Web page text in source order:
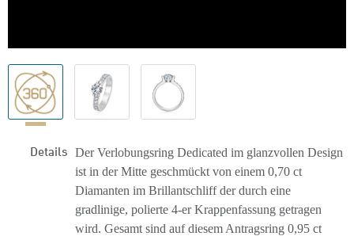
Details Der Verlobungsring Dedicated im glanzvollen Design
ist in der Mitte geschmückt von einem 0,70 ct
Diamanten im Brillantschliff der durch eine
gradlinige, polierte 4-er Krappenfassung getragen
wird. Gesamt sind auf diesem Antragsring 0,95 ct